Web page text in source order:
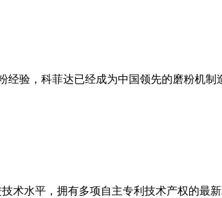
经验，科菲达已经成为中国领先的磨粉机
术水平，拥有多项自主专利技术产权的